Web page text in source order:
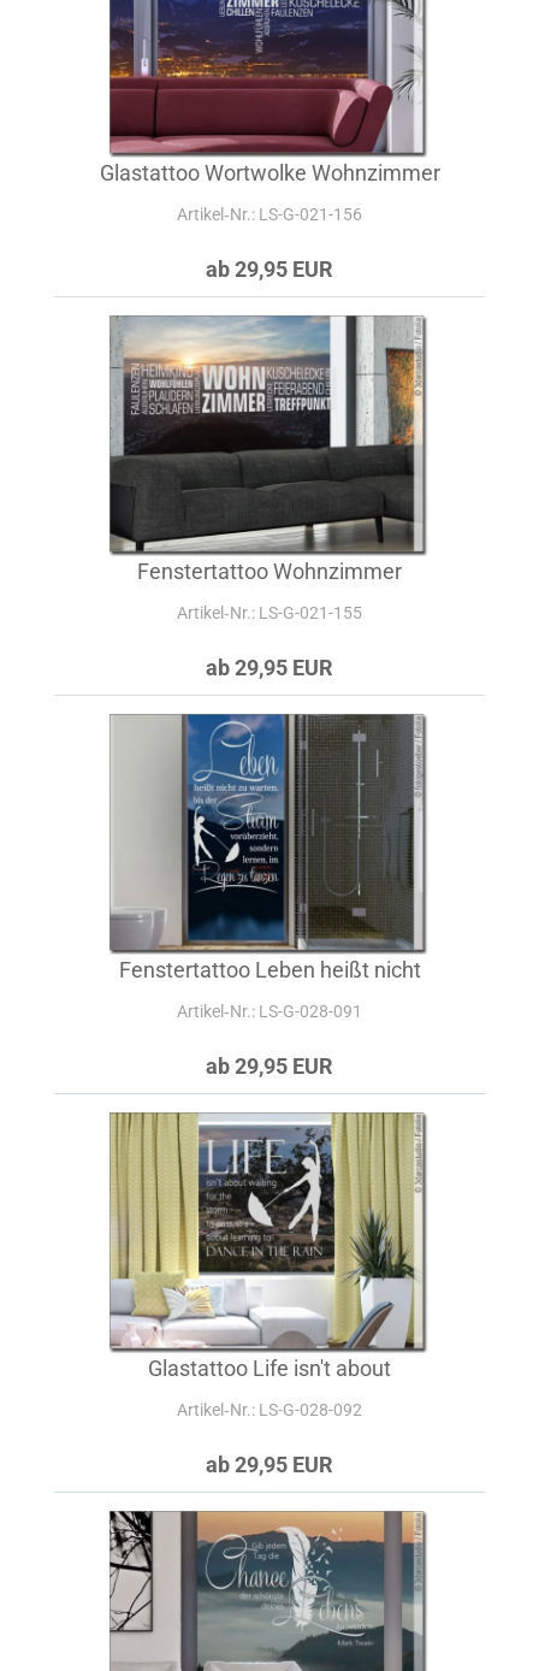
Glastattoo Wortwolke Wohnzimmer
Artikel‑Nr.: LS-G-021-156
ab 29,95 EUR
Fenstertattoo Wohnzimmer
Artikel‑Nr.: LS-G-021-155
ab 29,95 EUR
Fenstertattoo Leben heißt nicht
Artikel‑Nr.: LS-G-028-091
ab 29,95 EUR
Glastattoo Life isn't about
Artikel‑Nr.: LS-G-028-092
ab 29,95 EUR